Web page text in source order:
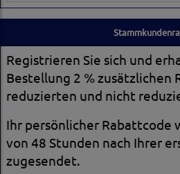
Registrieren Sie sich und
Bestellung 2 % zusätzlichen
reduzierten und nicht
Ihr persönlicher Rabattcode
von 48 Stunden nach Ihrer
zugesendet.